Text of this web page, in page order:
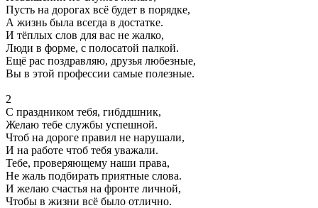
Пусть на дорогах всё будет в порядке,
А жизнь была всегда в достатке.
И тёплых слов для вас не жалко,
Люди в форме, с полосатой палкой.
Ещё рас поздравляю, друзья любезные,
Вы в этой профессии самые полезные.
2
С праздником тебя, гибддшник,
Желаю тебе службы успешной.
Чтоб на дороге правил не нарушали,
И на работе чтоб тебя уважали.
Тебе, проверяющему наши права,
Не жаль подбирать приятные слова.
И желаю счастья на фронте личной,
Чтобы в жизни всё было отлично.